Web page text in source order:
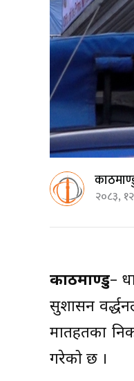
२०८३,
काठमाण्डु–
सुशासन
मातहतका
गरेको छ ।